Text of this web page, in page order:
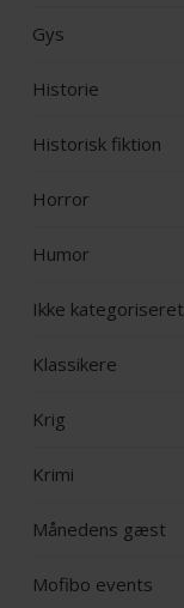
Gys
Historie
Historisk fiktion
Horror
Humor
Ikke kategoriseret
Klassikere
Krig
Krimi
Månedens gæst
Mofibo events